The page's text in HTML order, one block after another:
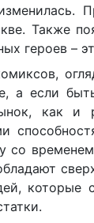
Также
героев –
а если
как и
со
которые